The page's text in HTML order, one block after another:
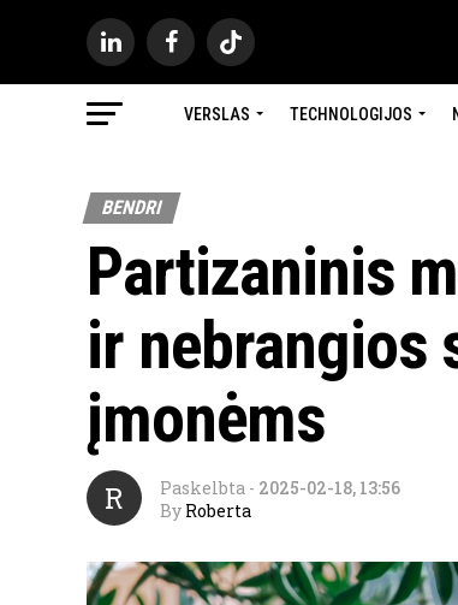
VERSLAS TECHNOLOGIJOS
BENDRI
Partizaninis
ir nebrangios
įmonėms
R Paskelbta - 2025-02-18, 13:56
By Roberta